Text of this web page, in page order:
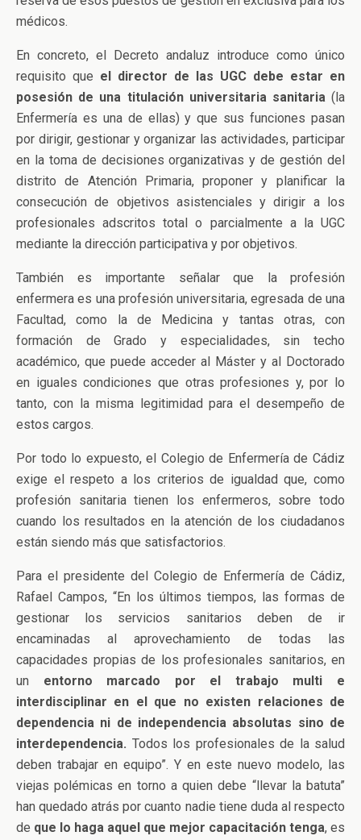
médicos.
En concreto, el Decreto andaluz introduce como único
requisito que el director de las UGC debe estar en
posesión de una titulación universitaria sanitaria(la
Enfermería es una de ellas) y que sus funciones pasan
por dirigir, gestionar y organizar las actividades, participar
en la toma de decisiones organizativas y de gestión del
distrito de Atención Primaria, proponer y planificar la
consecución de objetivos asistenciales y dirigir a los
profesionales adscritos total o parcialmente a la UGC
mediante la dirección participativa y por objetivos.
También es importante señalar que la profesión
enfermera es una profesión universitaria, egresada de una
Facultad, como la de Medicina y tantas otras, con
formación de Grado y especialidades, sin techo
académico, que puede acceder al Máster y al Doctorado
en iguales condiciones que otras profesiones y, por lo
tanto, con la misma legitimidad para el desempeño de
estos cargos.
Por todo lo expuesto, el Colegio de Enfermería de Cádiz
exige el respeto a los criterios de igualdad que, como
profesión sanitaria tienen los enfermeros, sobre todo
cuando los resultados en la atención de los ciudadanos
están siendo más que satisfactorios.
Para el presidente del Colegio de Enfermería de Cádiz,
Rafael Campos, “En los últimos tiempos, las formas de
gestionar los servicios sanitarios deben de ir
encaminadas al aprovechamiento de todas las
capacidades propias de los profesionales sanitarios, en
un entorno marcado por el trabajo multi e
interdisciplinar en el que no existen relaciones de
dependencia ni de independencia absolutas sino de
interdependencia. Todos los profesionales de la salud
deben trabajar en equipo”. Y en este nuevo modelo, las
viejas polémicas en torno a quien debe “llevar la batuta”
han quedado atrás por cuanto nadie tiene duda al respecto
de que lo haga aquel que mejor capacitación tenga, es